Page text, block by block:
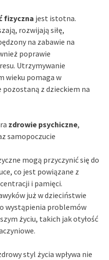
fizyczna jest istotna.
rozwijają siłę,
na zabawie na
poprawie
Utrzymywanie
wieku pomaga w
z dzieckiem na
zdrowie psychiczne,
samopoczucie
mogą przyczynić się do
co jest powiązane z
i pamięci.
już w dzieciństwie
wystąpienia problemów
życiu, takich jak otyłość
styl życia wpływa nie